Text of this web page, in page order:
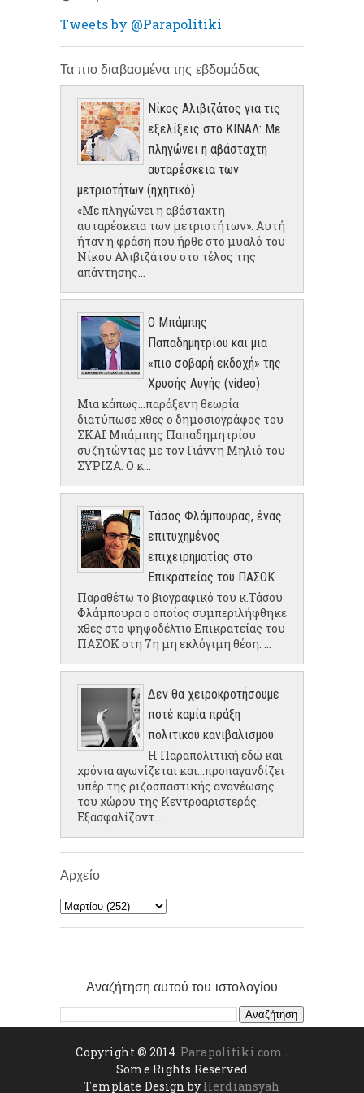
Tweets by @Parapolitiki
Τα πιο διαβασμένα της εβδομάδας
Νίκος Αλιβιζάτος για τις
εξελίξεις στο ΚΙΝΑΛ: Με
πληγώνει η αβάσταχτη
αυταρέσκεια των
μετριοτήτων (ηχητικό)
«Με πληγώνει η αβάσταχτη
αυταρέσκεια των μετριοτήτων». Αυτή
ήταν η φράση που ήρθε στο μυαλό του
Νίκου Αλιβιζάτου στο τέλος της
απάντησης...
Ο Μπάμπης
Παπαδημητρίου και μια
«πιο σοβαρή εκδοχή» της
Χρυσής Αυγής (video)
Μια κάπως...παράξενη θεωρία
διατύπωσε χθες ο δημοσιογράφος του
ΣΚΑΙ Μπάμπης Παπαδημητρίου
συζητώντας με τον Γιάννη Μηλιό του
ΣΥΡΙΖΑ. Ο κ...
Τάσος Φλάμπουρας, ένας
επιτυχημένος
επιχειρηματίας στο
Επικρατείας του ΠΑΣΟΚ
Παραθέτω το βιογραφικό του κ.Τάσου
Φλάμπουρα ο οποίος συμπεριλήφθηκε
χθες στο ψηφοδέλτιο Επικρατείας του
ΠΑΣΟΚ στη 7η μη εκλόγιμη θέση: ...
Δεν θα χειροκροτήσουμε
ποτέ καμία πράξη
πολιτικού κανιβαλισμού
Η Παραπολιτική εδώ και
χρόνια αγωνίζεται και...προπαγανδίζει
υπέρ της ριζοσπαστικής ανανέωσης
του χώρου της Κεντροαριστεράς.
Εξασφαλίζοντ...
Αρχείο
Αναζήτηση αυτού του ιστολογίου
Copyright © 2014. Parapolitiki.com .
Some Rights Reserved
Template Design by Herdiansyah